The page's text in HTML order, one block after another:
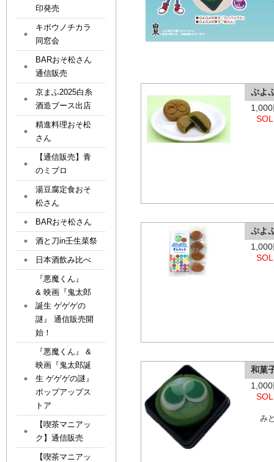
ぷよ
ぷよ
和菓
み
印発売
キボウノチカラ
同窓会
BARおそ松さん
通信販売
京まふ2025白糸
酒造ブース出店
精進料理おそ松
さん
【通信販売】青
のミブロ
湯豆腐定食おそ
松さん
BARおそ松さん
酒と刀in壬生菜祭
日本酒飲み比べ
『悪魔くん』
& 映画『鬼太郎
誕生 ゲゲゲの
謎』 通信販売開
始！
『悪魔くん』 &
映画『鬼太郎誕
生 ゲゲゲの謎』
ポップアップス
トア
【喫茶マニアッ
ク】通信販売
【喫茶マニアッ